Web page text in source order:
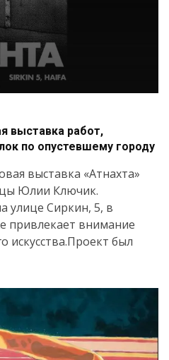
выставка работ,
по опустевшему городу
выставка «Атнахта»
Юлии Ключик.
улице Сиркин, 5, в
привлекает внимание
искусства.Проект был